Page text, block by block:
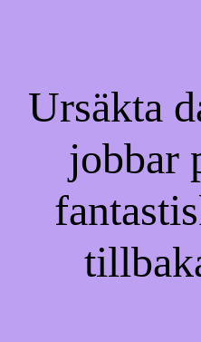
Ursäkta
jobbar